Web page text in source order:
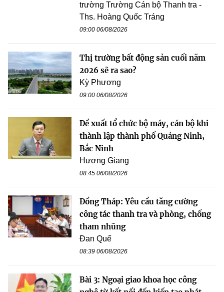
trường Trường Cán bộ Thanh tra -
Ths. Hoàng Quốc Tráng
09:00 06/08/2026
Thị trường bất động sản cuối năm
2026 sẽ ra sao?
Kỳ Phương
09:00 06/08/2026
Đề xuất tổ chức bộ máy, cán bộ khi
thành lập thành phố Quảng Ninh,
Bắc Ninh
Hương Giang
08:45 06/08/2026
Đồng Tháp: Yêu cầu tăng cường
công tác thanh tra và phòng, chống
tham nhũng
Đan Quế
08:39 06/08/2026
Bài 3: Ngoại giao khoa học công